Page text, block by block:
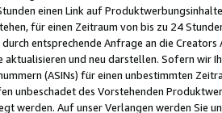
einen Link auf
für einen Zeitraum von bis zu 24
entsprechende Anfrage an die
und neu darstellen. Sofern wir
(ASINs) für einen unbestimmten
unbeschadet des Vorstehenden
werden. Auf unser Verlangen werden Sie